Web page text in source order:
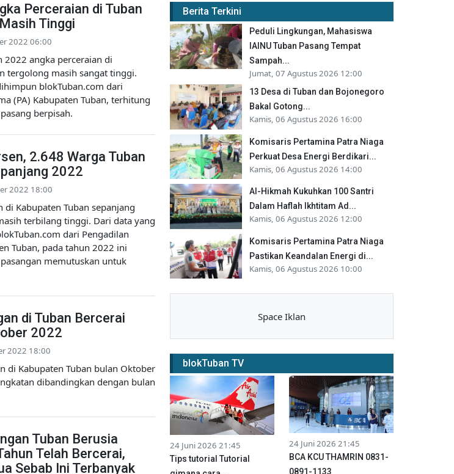
Perceraian di Tuban
Tinggi
2022 06:00
2022 angka perceraian di
tergolong masih sangat tinggi.
blokTuban.com dari
(PA) Kabupaten Tuban, terhitung
berpisah.
2.648 Warga Tuban
2022
2022 18:00
di Kabupaten Tuban sepanjang
terbilang tinggi. Dari data yang
dari Pengadilan
Tuban, pada tahun 2022 ini
memutuskan untuk
di Tuban Bercerai
2022
2022 18:00
di Kabupaten Tuban bulan Oktober
dibandingkan dengan bulan
Tuban Berusia
Telah Bercerai,
Sebab Ini Terbanyak
Berita Terkini
Peduli Lingkungan, Mahasiswa
IAINU Tuban Pasang Tempat
Sampah...
Jumat, 07 Agustus 2026 12:00
13 Desa di Tuban dan Bojonegoro
Bakal Gotong...
Kamis, 06 Agustus 2026 16:00
Komisaris Pertamina Patra Niaga
Perkuat Desa Energi Berdikari...
Kamis, 06 Agustus 2026 14:00
Al-Hikmah Kukuhkan 100 Santri
Dalam Haflah Ikhtitam Ad...
Kamis, 06 Agustus 2026 12:00
Komisaris Pertamina Patra Niaga
Pastikan Keandalan Energi di...
Kamis, 06 Agustus 2026 10:00
Space Iklan
blokTuban TV
24 Juni 2026 21:45
Tips tutorial Tutorial
24 Juni 2026 21:45
BCA KCU THAMRIN 0831-
0891-1133